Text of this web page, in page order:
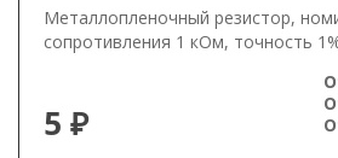
Металлопленочный резистор,
сопротивления 1 кОм, точность
5 ₽